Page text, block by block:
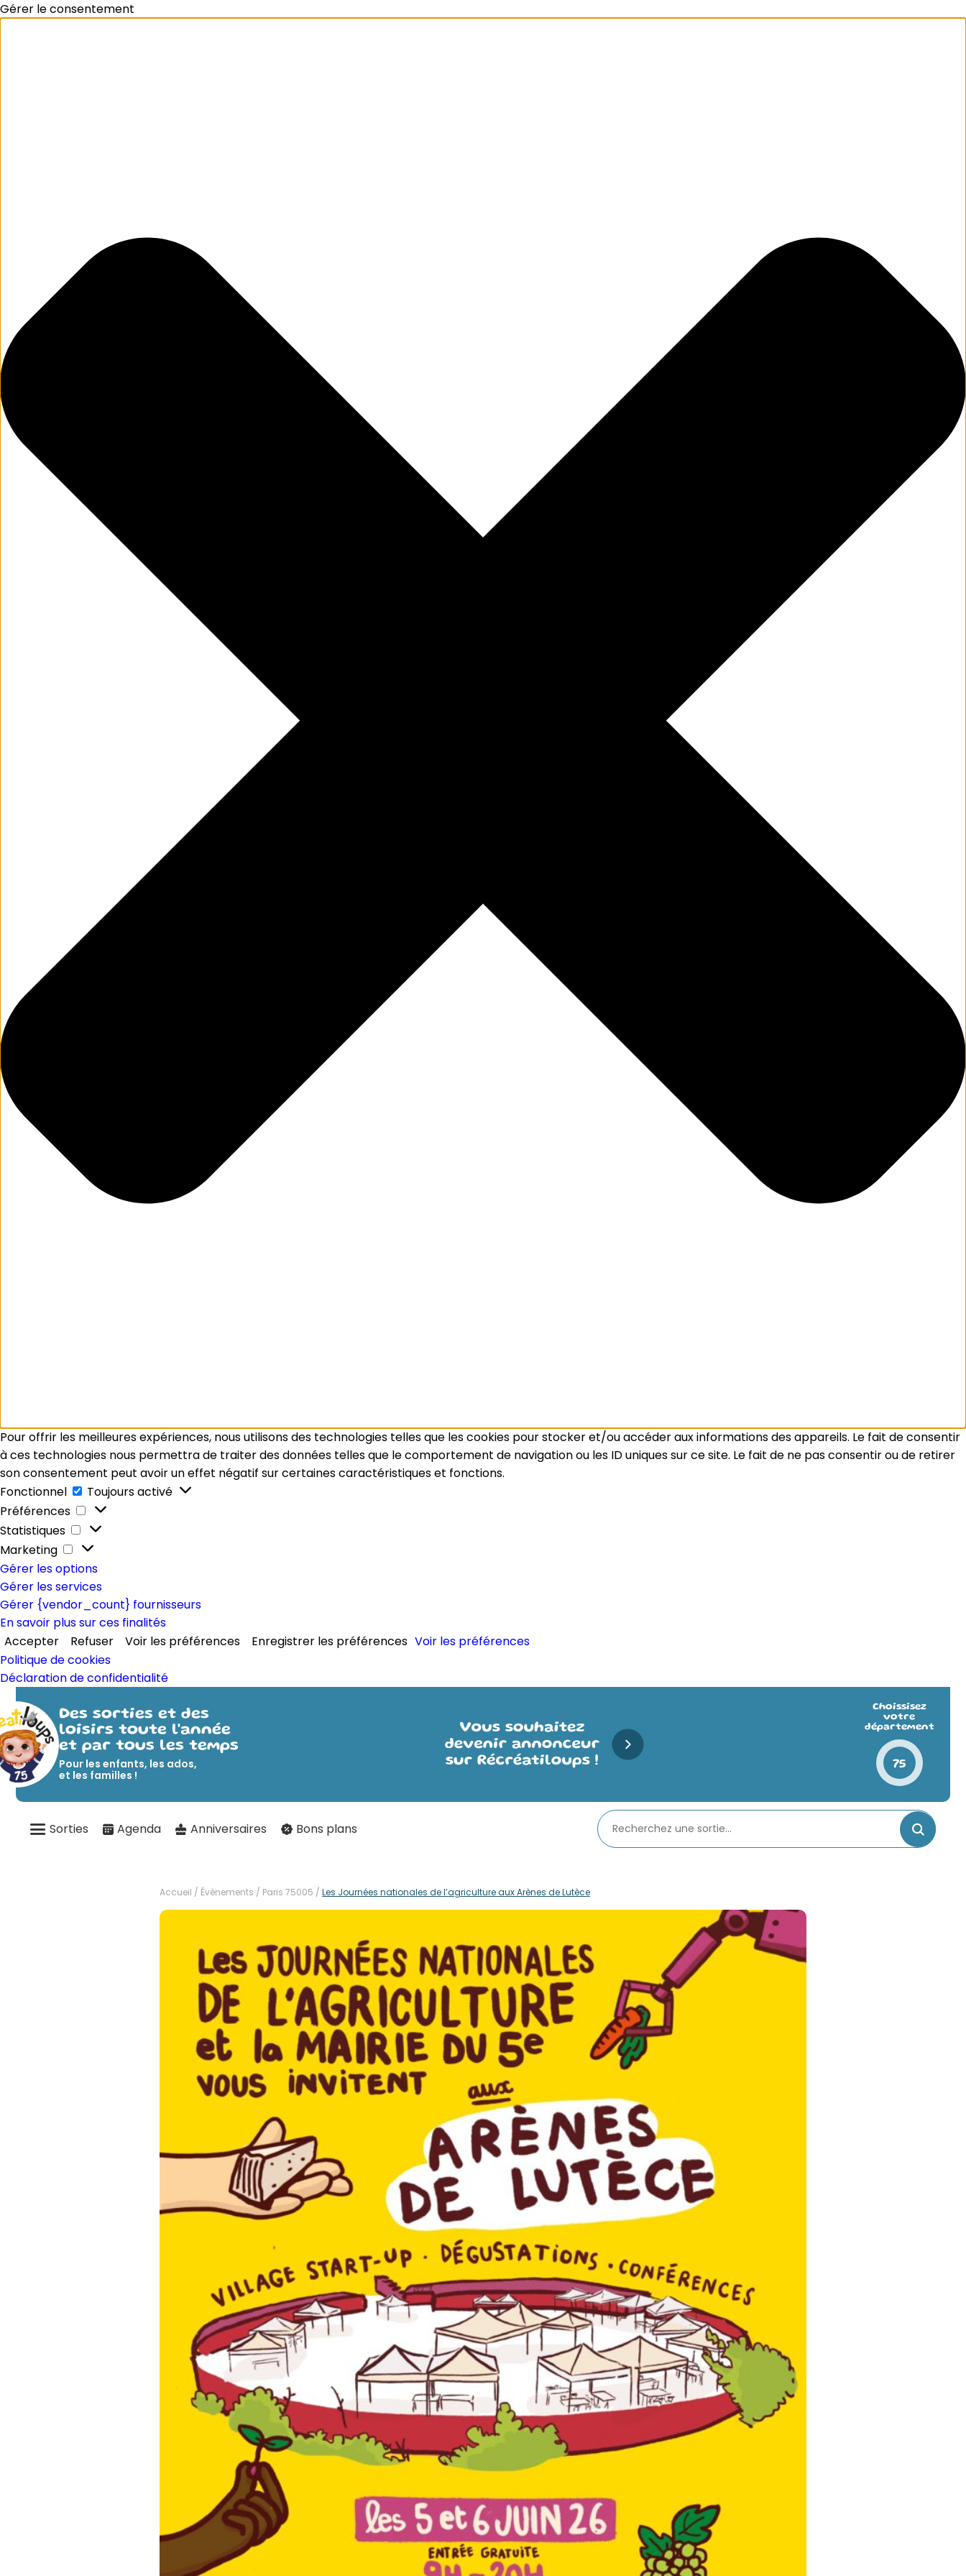
Gérer le consentement
Pour offrir les meilleures expériences, nous utilisons des technologies telles que les cookies pour stocker et/ou accéder aux informations des appareils. Le fait de consentir
à ces technologies nous permettra de traiter des données telles que le comportement de navigation ou les ID uniques sur ce site. Le fait de ne pas consentir ou de retirer
son consentement peut avoir un effet négatif sur certaines caractéristiques et fonctions.
Fonctionnel
Fonctionnel
Toujours activé
Préférences
Préférences
Statistiques
Statistiques
Marketing
Marketing
Gérer les options
Gérer les services
Gérer {vendor_count} fournisseurs
En savoir plus sur ces finalités
Accepter
Refuser Voir les préférences Enregistrer les préférences Voir les préférences
Politique de cookies
Déclaration de confidentialité
Des sorties et des
loisirs toute l'année
et par tous les temps
Pour les enfants, les ados,
et les familles !
Choissisez
votre
département
75
Sorties Agenda Anniversaires Bons plans
Accueil / Évènements / Paris 75005 / Les Journées nationales de l’agriculture aux Arènes de Lutèce